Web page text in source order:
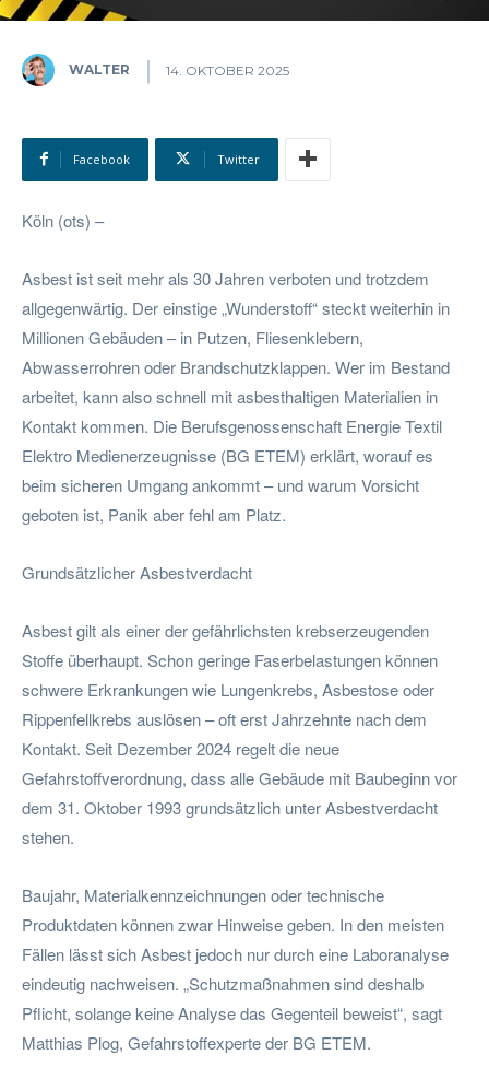
WALTER 14. OKTOBER 2025
Facebook Twitter
Köln (ots) –
Asbest ist seit mehr als 30 Jahren verboten und trotzdem
allgegenwärtig. Der einstige „Wunderstoff“ steckt weiterhin in
Millionen Gebäuden – in Putzen, Fliesenklebern,
Abwasserrohren oder Brandschutzklappen. Wer im Bestand
arbeitet, kann also schnell mit asbesthaltigen Materialien in
Kontakt kommen. Die Berufsgenossenschaft Energie Textil
Elektro Medienerzeugnisse (BG ETEM) erklärt, worauf es
beim sicheren Umgang ankommt – und warum Vorsicht
geboten ist, Panik aber fehl am Platz.
Grundsätzlicher Asbestverdacht
Asbest gilt als einer der gefährlichsten krebserzeugenden
Stoffe überhaupt. Schon geringe Faserbelastungen können
schwere Erkrankungen wie Lungenkrebs, Asbestose oder
Rippenfellkrebs auslösen – oft erst Jahrzehnte nach dem
Kontakt. Seit Dezember 2024 regelt die neue
Gefahrstoffverordnung, dass alle Gebäude mit Baubeginn vor
dem 31. Oktober 1993 grundsätzlich unter Asbestverdacht
stehen.
Baujahr, Materialkennzeichnungen oder technische
Produktdaten können zwar Hinweise geben. In den meisten
Fällen lässt sich Asbest jedoch nur durch eine Laboranalyse
eindeutig nachweisen. „Schutzmaßnahmen sind deshalb
Pflicht, solange keine Analyse das Gegenteil beweist“, sagt
Matthias Plog, Gefahrstoffexperte der BG ETEM.